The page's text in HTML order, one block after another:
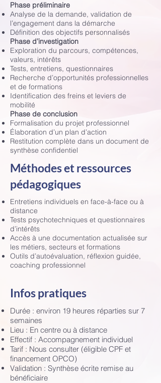
Phase préliminaire
Analyse de la demande, validation de
l’engagement dans la démarche
Définition des objectifs personnalisés
Phase d’investigation
Exploration du parcours, compétences,
valeurs, intérêts
Tests, entretiens, questionnaires
Recherche d’opportunités professionnelles
et de formations
Identification des freins et leviers de
mobilité
Phase de conclusion
Formalisation du projet professionnel
Élaboration d’un plan d’action
Restitution complète dans un document de
synthèse confidentiel
​Méthodes et ressources
pédagogiques
Entretiens individuels en face-à-face ou à
distance
Tests psychotechniques et questionnaires
d’intérêts
Accès à une documentation actualisée sur
les métiers, secteurs et formations
Outils d’autoévaluation, réflexion guidée,
coaching professionnel
Infos pratiques
Durée : environ 19 heures réparties sur 7
semaines
Lieu : En centre ou à distance
Effectif : Accompagnement individuel
Tarif : Nous consulter (éligible CPF et
financement OPCO)
Validation : Synthèse écrite remise au
bénéficiaire